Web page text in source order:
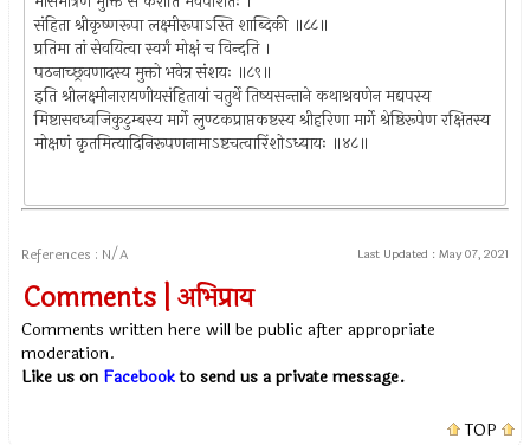
संहिता श्रीकृष्णरूपा लक्ष्मीरूपाऽस्ति शाब्दिकी ॥८८॥
प्रतिमा तां सेवयित्वा स्वर्गं मोक्षं च विन्दति ।
पठनाच्छ्रवणादस्य मुक्तो भवेन्न संशयः ॥८९॥
इति श्रीलक्ष्मीनारायणीयसंहितायां चतुर्थे तिष्यसन्ताने कथाश्रवणेन मद्यपस्य
मिष्टासवध्वजिकुटुम्बस्य मार्गे लुण्टकप्राप्तकष्टस्य श्रीहरिणा मार्गे श्रेष्ठिरूपेण रक्षितस्य
मोक्षणं कृतमित्यादिनिरूपणनामाऽष्टचत्वारिंशोऽध्यायः ॥४८॥
References : N/A Last Updated : May 07, 2021
Comments | अभिप्राय
Comments written here will be public after appropriate
moderation.
Like us on Facebookto send us a private message.
TOP